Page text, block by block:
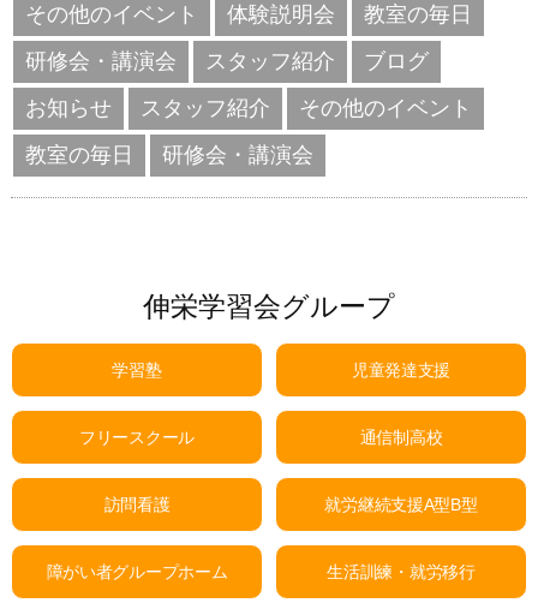
その他のイベント
体験説明会
教室の毎日
研修会・講演会
スタッフ紹介
ブログ
お知らせ
スタッフ紹介
その他のイベント
教室の毎日
研修会・講演会
伸栄学習会グループ
学習塾 児童発達支援
フリースクール 通信制高校
訪問看護 就労継続支援A型B型
障がい者グループホーム 生活訓練・就労移行